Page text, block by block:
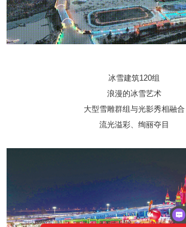
冰雪建筑120组
浪漫的冰雪艺术
大型雪雕群组与光影秀相融合
流光溢彩、绚丽夺目